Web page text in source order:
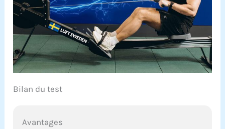
Bilan du test
Avantages